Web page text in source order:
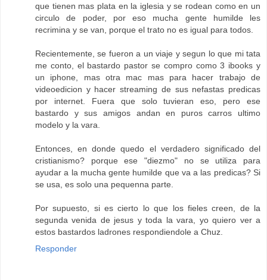
que tienen mas plata en la iglesia y se rodean como en un
circulo de poder, por eso mucha gente humilde les
recrimina y se van, porque el trato no es igual para todos.
Recientemente, se fueron a un viaje y segun lo que mi tata
me conto, el bastardo pastor se compro como 3 ibooks y
un iphone, mas otra mac mas para hacer trabajo de
videoedicion y hacer streaming de sus nefastas predicas
por internet. Fuera que solo tuvieran eso, pero ese
bastardo y sus amigos andan en puros carros ultimo
modelo y la vara.
Entonces, en donde quedo el verdadero significado del
cristianismo? porque ese "diezmo" no se utiliza para
ayudar a la mucha gente humilde que va a las predicas? Si
se usa, es solo una pequenna parte.
Por supuesto, si es cierto lo que los fieles creen, de la
segunda venida de jesus y toda la vara, yo quiero ver a
estos bastardos ladrones respondiendole a Chuz.
Responder